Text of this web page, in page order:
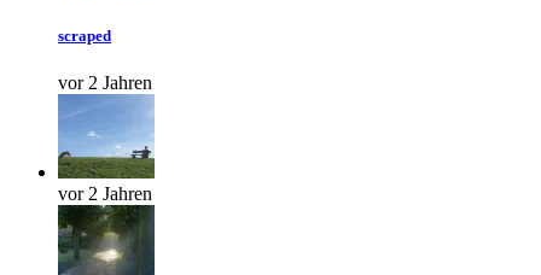
scraped
vor 2 Jahren
vor 2 Jahren